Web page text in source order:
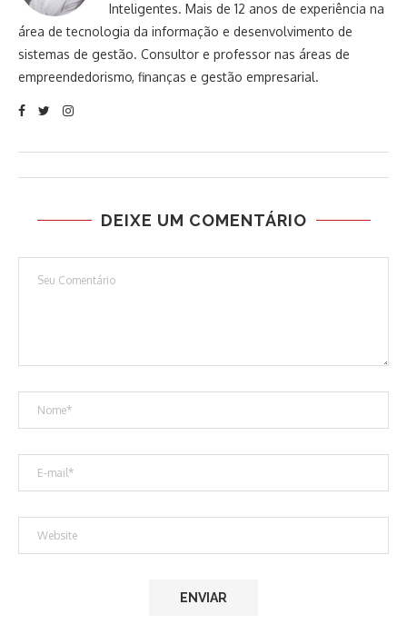
Inteligentes. Mais de 12 anos de experiência na
área de tecnologia da informação e desenvolvimento de
sistemas de gestão. Consultor e professor nas áreas de
empreendedorismo, finanças e gestão empresarial.
DEIXE UM COMENTÁRIO